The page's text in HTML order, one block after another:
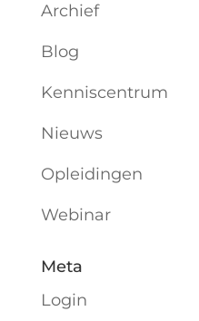
Archief
Blog
Kenniscentrum
Nieuws
Opleidingen
Webinar
Meta
Login